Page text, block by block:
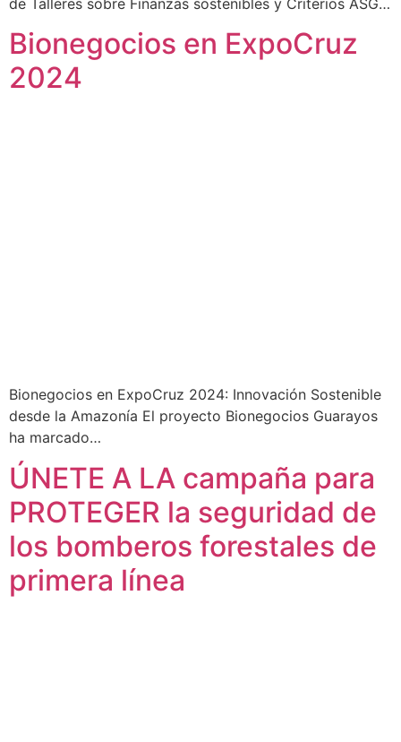
Bionegocios en ExpoCruz
2024
Bionegocios en ExpoCruz 2024: Innovación Sostenible
desde la Amazonía El proyecto Bionegocios Guarayos
ha marcado…
ÚNETE A LA campaña para
PROTEGER la seguridad de
los bomberos forestales de
primera línea